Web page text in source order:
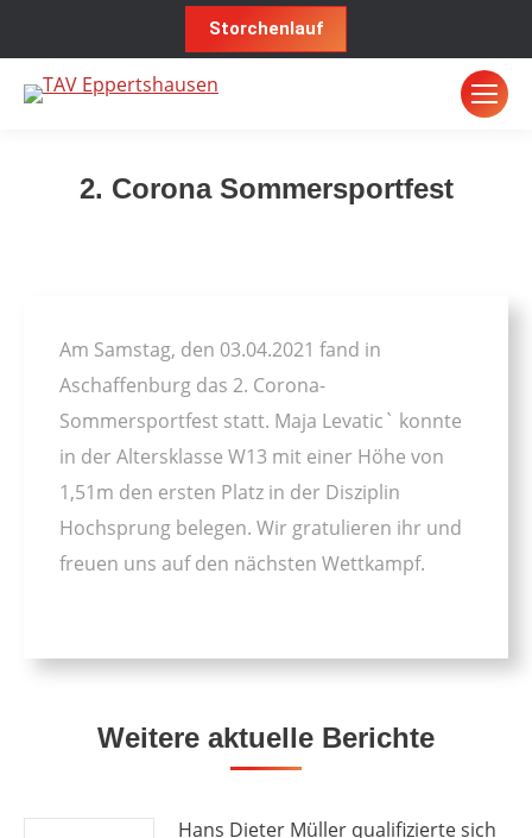
Storchenlauf
2. Corona Sommersportfest
Am Samstag, den 03.04.2021 fand in
Aschaffenburg das 2. Corona-
Sommersportfest statt. Maja Levatic` konnte
in der Altersklasse W13 mit einer Höhe von
1,51m den ersten Platz in der Disziplin
Hochsprung belegen. Wir gratulieren ihr und
freuen uns auf den nächsten Wettkampf.
Weitere aktuelle Berichte
Hans Dieter Müller qualifizierte sich